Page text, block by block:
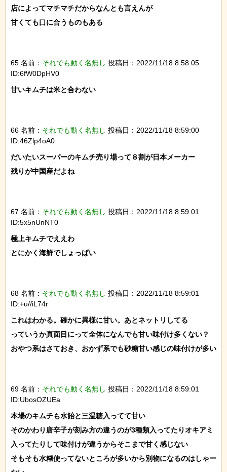
店によってマチマチだからなんとも言えんが
甘くても口に合うものもある
65 名前： それでも動く名無し 投稿日：2022/11/18 8:58:05
ID:6fW0DpHV0
甘いキムチは米と合わない
66 名前： それでも動く名無し 投稿日：2022/11/18 8:59:00
ID:46Zlp4oA0
だいたいスーパーのキムチ売り場って８割が日本メーカー
残りが中国産だよね
67 名前： それでも動く名無し 投稿日：2022/11/18 8:59:01
ID:5x5nUnNT0
極上キムチでええわ
とにかく海鮮でしょっぱい
68 名前： それでも動く名無し 投稿日：2022/11/18 8:59:01
ID:+u//iL74r
これはわかる。確かに異様に甘い。あとネットリしてる
っていうか真面目にって全体になんでも甘い味付け多くない？
おやつ系はさておき、おかず系でも砂糖甘い感じの味付けが多い
69 名前： それでも動く名無し 投稿日：2022/11/18 8:59:01
ID:UbosOZUEa
本場のキムチも水飴と三温糖入ってて甘い
そのかわり唐辛子が刻み方の違うのが3種類入ってたりオキアミ
入ってたりして味付けが違うからそこまで甘く感じない
そもそも水糊使ってないところが多いから別物になるのはしゃー